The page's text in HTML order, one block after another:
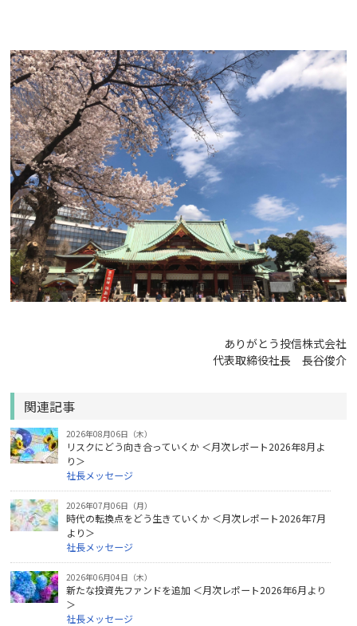
ありがとう投信株式会社
代表取締役社長 長谷俊介
関連記事
2026年08月06日（木）
リスクにどう向き合っていくか ＜月次レポート2026年8月よ
り＞
社長メッセージ
2026年07月06日（月）
時代の転換点をどう生きていくか ＜月次レポート2026年7月
より＞
社長メッセージ
2026年06月04日（木）
新たな投資先ファンドを追加 ＜月次レポート2026年6月より
＞
社長メッセージ